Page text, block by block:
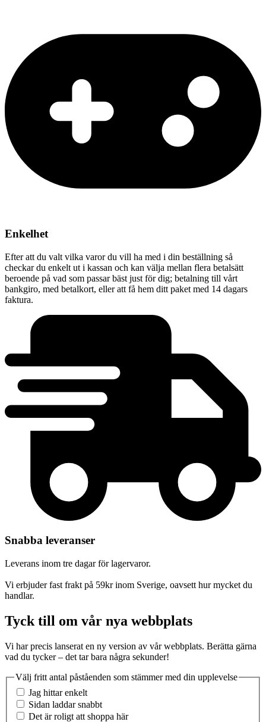
Enkelhet
Efter att du valt vilka varor du vill ha med i din beställning så
checkar du enkelt ut i kassan och kan välja mellan flera betalsätt
beroende på vad som passar bäst just för dig; betalning till vårt
bankgiro, med betalkort, eller att få hem ditt paket med 14 dagars
faktura.
Snabba leveranser
Leverans inom tre dagar för lagervaror.
Vi erbjuder fast frakt på 59kr inom Sverige, oavsett hur mycket du
handlar.
Tyck till om vår nya webbplats
Vi har precis lanserat en ny version av vår webbplats. Berätta gärna
vad du tycker – det tar bara några sekunder!
Välj fritt antal påståenden som stämmer med din upplevelse
Jag hittar enkelt
Sidan laddar snabbt
Det är roligt att shoppa här